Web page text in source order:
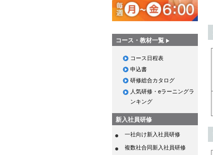
コース・教材一覧
コース日程表
申込書
研修総合カタログ
人気研修・eラーニングラ
ンキング
新入社員研修
一社向け新入社員研修
複数社合同新入社員研修